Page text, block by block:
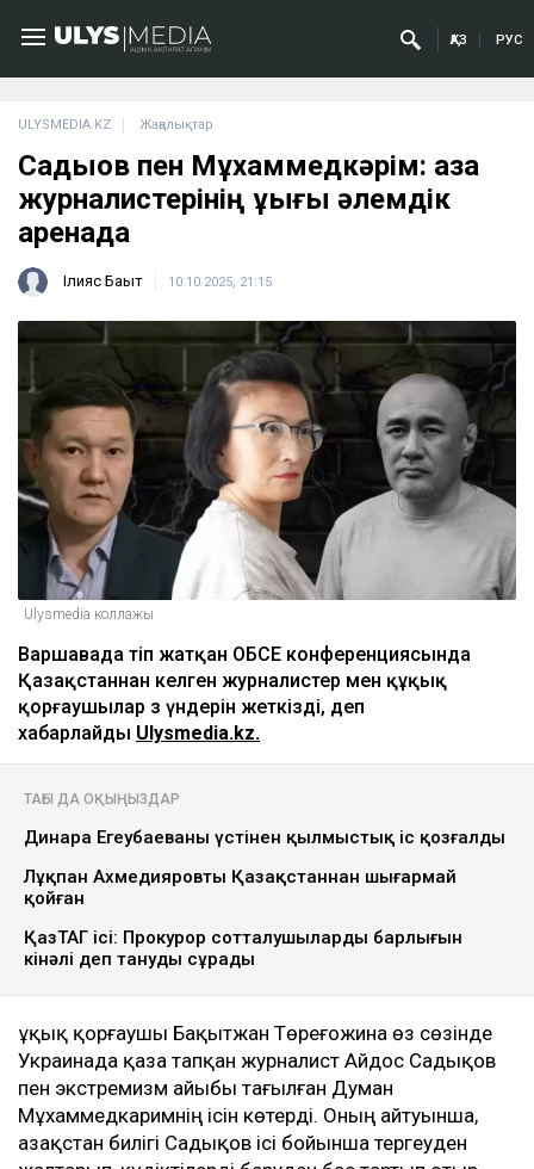
ҚАЗ РУС
ULYSMEDIA.KZ Жаңалықтар
Садықов пен Мұхаммедкәрім: қазақ
журналистерінің құқығы әлемдік
аренада
Ілияс Бақыт 10.10.2025, 21:15
Ulysmedia коллажы
Варшавада өтіп жатқан ОБСЕ конференциясында
Қазақстаннан келген журналистер мен құқық
қорғаушылар өз үндерін жеткізді, деп
хабарлайды Ulysmedia.kz.
ТАҒЫ ДА ОҚЫҢЫЗДАР
Динара Егеубаеваның үстінен қылмыстық іс қозғалды
Лұқпан Ахмедияровты Қазақстаннан шығармай
қойған
ҚазТАГ ісі: Прокурор сотталушылардың барлығын
кінәлі деп тануды сұрады
Құқық қорғаушы Бақытжан Төреғожина өз сөзінде
Украинада қаза тапқан журналист Айдос Садықов
пен экстремизм айыбы тағылған Думан
Мұхаммедкаримнің ісін көтерді. Оның айтуынша,
Қазақстан билігі Садықов ісі бойынша тергеуден